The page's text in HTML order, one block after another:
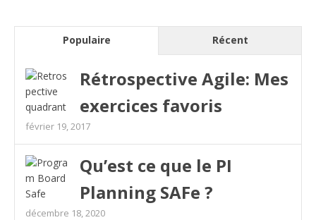
Populaire Récent
Rétrospective Agile: Mes
exercices favoris
février 19, 2017
Qu’est ce que le PI
Planning SAFe ?
décembre 18, 2020